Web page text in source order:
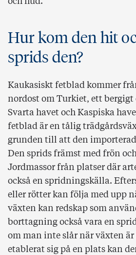
Hur kom den hit
sprids den?
Kaukasiskt fetblad kommer
nordost om Turkiet, ett bergigt
Svarta havet och Kaspiska
fetblad är en tålig
grunden till att den
Den sprids främst med frön
Jordmassor från platser där
också en spridningskälla.
eller rötter kan följa med upp
växten kan redskap som
borttagning också vara en
om man inte slår när växten
etablerat sig på en plats kan